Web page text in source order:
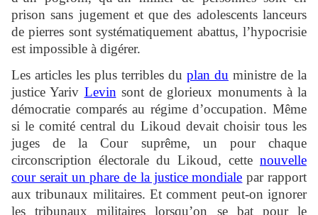
prison sans jugement et que des adolescents lanceurs
de pierres sont systématiquement abattus, l’hypocrisie
est impossible à digérer.
Les articles les plus terribles du plan du ministre de la
justice Yariv Levin sont de glorieux monuments à la
démocratie comparés au régime d’occupation. Même
si le comité central du Likoud devait choisir tous les
juges de la Cour suprême, un pour chaque
circonscription électorale du Likoud, cette nouvelle
cour serait un phare de la justice mondiale par rapport
aux tribunaux militaires. Et comment peut-on ignorer
les tribunaux militaires lorsqu’on se bat pour le